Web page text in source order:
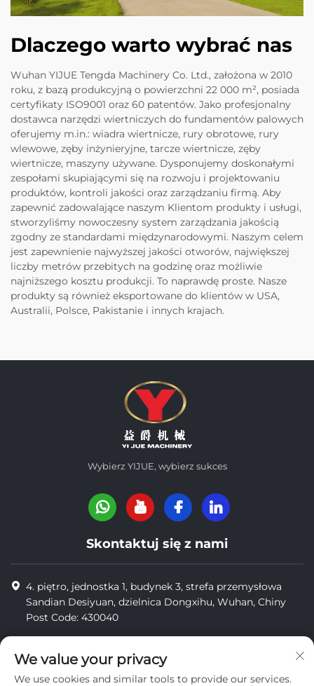
Dlaczego warto wybrać nas
Wuhan YIJUE Tengda Machinery Co. Ltd., założona w 2010
roku, z bazą produkcyjną o powierzchni 22 000 m², posiada
certyfikaty ISO9001 oraz 60 patentów. Jako profesjonalny
dostawca narzędzi wiertniczych do fundamentów palowych
oferujemy m.in.: wiadra wiertnicze, rury obrotowe, rury
wlewowe, zęby inżynieryjne, tarcze wiertnicze, zęby
wiertnicze, maszyny używane. Dysponujemy doskonałymi
zespołami skupiającymi się na rozwoju i projektowaniu
produktów, kontroli jakości oraz zarządzaniu firmą. Aby
zapewnić zadowalające naszym Klientom produkty i usługi,
stworzyliśmy nowoczesny system zarządzania jakością
zgodny ze standardami międzynarodowymi. Naszym celem
jest zapewnienie najwyższej jakości otworów, największej
liczby metrów przebitych na godzinę oraz możliwie
najniższego kosztu produkcji. To naprawdę proste. Nasze
produkty są również eksportowane do klientów w USA,
Australii, Polsce, Pakistanie i innych krajach.
Wybierz YIJUE, wybierz sukces
Skontaktuj się z nami
4. piętro, jednostka 1, budynek 3, strefa przemysłowa
Sandian Desiyuan, dzielnica Dongxihu, Wuhan, Chiny
Post Code: 430040
8618971664820
[email protected]
We value your privacy
We use cookies and similar tools to provide our services.